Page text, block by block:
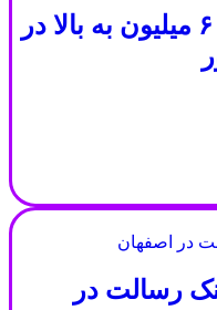
امتیاز بانکی فوری ۶۰۰ میلیون به بالا در
بانک رسالت در